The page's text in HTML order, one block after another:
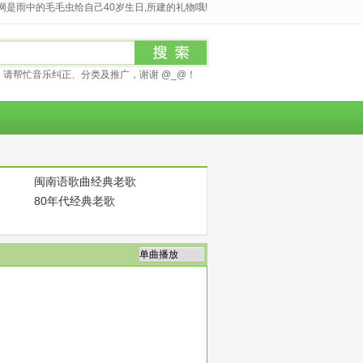
是雨中的毛毛虫给自己40岁生日,所建的礼物哦!
帮忙音乐纠正、分类及推广，谢谢 @_@！
闽南语歌曲经典老歌
80年代经典老歌